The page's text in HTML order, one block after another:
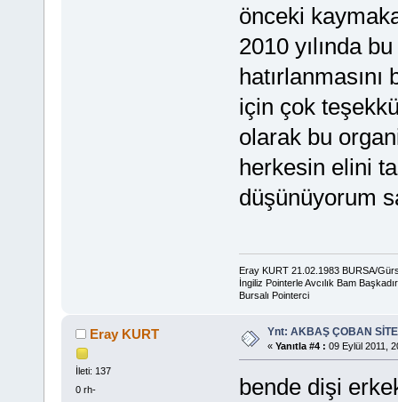
önceki
2010 yılında
için çok
olarak bu
herkesin elini
düşünüyorum
Eray KURT 21.02.1983 BURSA/
İngiliz Pointerle Avcılık Bam Başkadır
Bursalı Pointerci
Eray KURT
İleti: 137
0 rh-
Ynt: AKBAŞ ÇOBAN
« Yanıtla #4 : 09 Eylül 2011,
bende dişi